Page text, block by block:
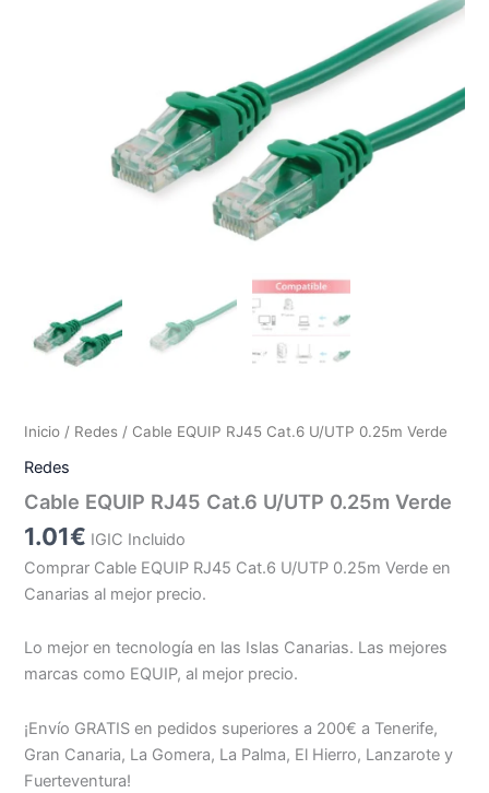
Inicio / Redes / Cable EQUIP RJ45 Cat.6 U/UTP 0.25m Verde
Redes
Cable EQUIP RJ45 Cat.6 U/UTP 0.25m Verde
1.01€ IGIC Incluido
Comprar Cable EQUIP RJ45 Cat.6 U/UTP 0.25m Verde en
Canarias al mejor precio.
Lo mejor en tecnología en las Islas Canarias. Las mejores
marcas como EQUIP, al mejor precio.
¡Envío GRATIS en pedidos superiores a 200€ a Tenerife,
Gran Canaria, La Gomera, La Palma, El Hierro, Lanzarote y
Fuerteventura!